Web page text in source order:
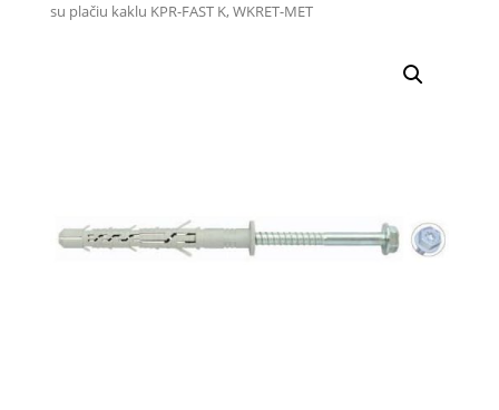
su plačiu kaklu KPR-FAST K, WKRET-MET